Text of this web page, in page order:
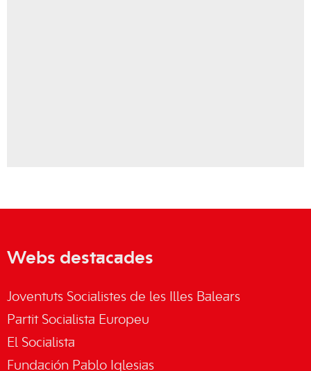
Webs destacades
Joventuts Socialistes de les Illes Balears
Partit Socialista Europeu
El Socialista
Fundación Pablo Iglesias